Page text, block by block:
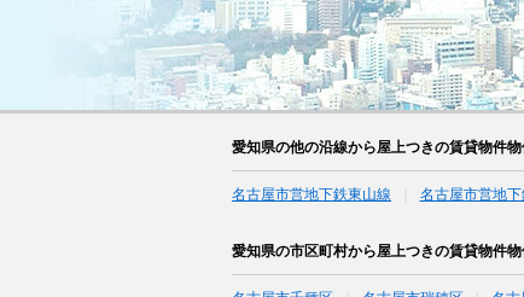
愛知県の他の沿線から屋上つきの賃貸物件
名古屋市営地下鉄東山線 名古屋市営地下
愛知県の市区町村から屋上つきの賃貸物件